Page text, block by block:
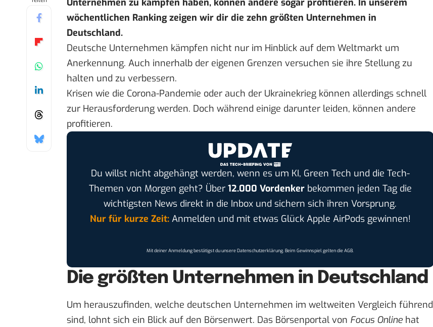
Unternehmen zu kämpfen haben, können andere sogar profitieren. In unserem
wöchentlichen Rankingzeigen wir dir die zehn größten Unternehmen in
Deutschland.
Deutsche Unternehmen kämpfen nicht nur im Hinblick auf dem Weltmarkt um
Anerkennung. Auch innerhalb der eigenen Grenzen versuchen sie ihre Stellung zu
halten und zu verbessern.
Krisen wie die Corona-Pandemie oder auch der Ukrainekrieg können allerdings schnell
zur Herausforderung werden. Doch während einige darunter leiden, können andere
profitieren.
Du willst nicht abgehängt werden, wenn es um KI, Green Tech und die Tech-
Themen von Morgen geht? Über 12.000 Vordenkerbekommen jeden Tag die
wichtigsten News direkt in die Inbox und sichern sich ihren Vorsprung.
Nur für kurze Zeit:Anmelden und mit etwas Glück Apple AirPods gewinnen!
Mit deiner Anmeldung bestätigst du unsereDatenschutzerklärung. Beim Gewinnspiel gelten dieAGB.
Die größten Unternehmen in Deutschland
Um herauszufinden, welche deutschen Unternehmen im weltweiten Vergleich führend
sind, lohnt sich ein Blick auf den Börsenwert. Das Börsenportal von Focus Online hat